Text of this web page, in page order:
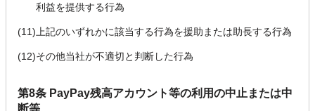
利益を提供する行為
(11) 上記のいずれかに該当する行為を援助または助長する行為
(12)その他当社が不適切と判断した行為
第8条 PayPay残高アカウント等の利用の中止または中
断等